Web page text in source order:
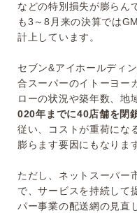
などの特別損失が膨らん
も3～8月来の決算では
計上しています。
セブン&アイホールディ
合スーパーのイトーヨー
ローの状況や築年数、地
020年までに40店舗を閉
従い、コストが重荷にな
膨らます要因にもなりま
ただし、ネットスーパー
で、サービスを持続して
パー事業の配送網の見直